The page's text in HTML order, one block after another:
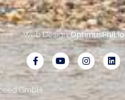
GmbH
Web Design:OptimusPhil.io